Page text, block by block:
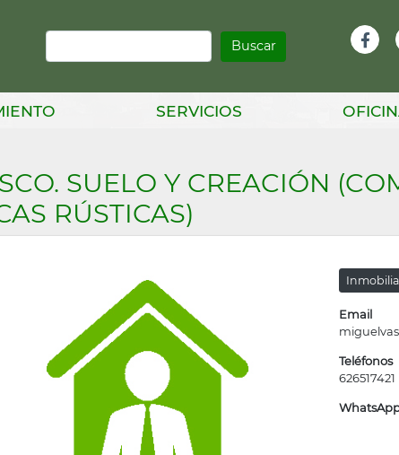
Buscar
SERVICIOS
SUELO Y CREACIÓN
RÚSTICAS)
Email
Teléfonos
626517421